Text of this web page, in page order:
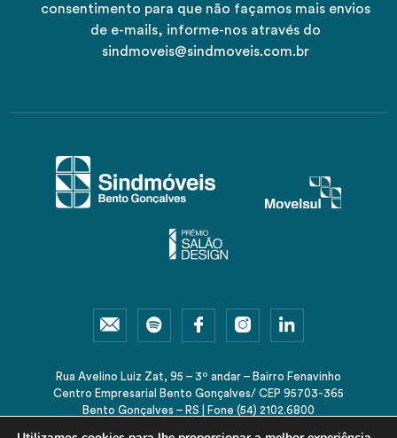
consentimento para que não façamos mais envios
de e-mails, informe-nos através do
sindmoveis@sindmoveis.com.br
Rua Avelino Luiz Zat, 95 – 3º andar – Bairro Fenavinho
Centro Empresarial Bento Gonçalves/ CEP 95703-365
Bento Gonçalves – RS | Fone (54) 2102.6800